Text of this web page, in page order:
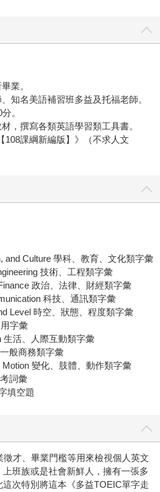
業。
知名美語補習班多益及托福老師。
。
，撰寫各類英語學習類工具書。
108課綱新編版】》（不求人文
Culture 學科、教育、文化類字彙
技術、工程類字彙
政治、法律、財經類字彙
科技、通訊類字彙
Level 時空、狀態、程度類字彙
字彙
活、人際互動類字彙
般商務類字彙
變化、肢體、動作類字彙
詞彙
填空題
才、畢業門檻等用來檢視個人英文
班族或是社會新鮮人，擁有一張多
次特別將這本《多益TOEIC單字走